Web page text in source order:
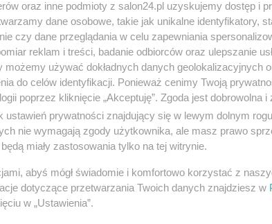
do pojęć już istniejących, albo dopiero
dostępnymi tylko "oczom" duszy - a nie
Jan Prusiński Panie Zygmuncie, na
Jednym słowem przekaz obrazowy i
stan naszej kultury, przez prof.
oraz inne podmioty z salon24.pl uzyskujemy dostęp i
dane osobowe, takie jak unikalne identyfikatory,
czy dane przeglądania w celu zapewniania
reklam i treści, badanie odbiorców oraz ulepszanie
używać dokładnych danych geolokalizacyjnych
do celów identyfikacji. Ponieważ cenimy Twoją
poprzez kliknięcie „Akceptuję”. Zgoda jest dobrowolna
prywatności znajdujący się w lewym dolnym
nie wymagają zgody użytkownika, ale masz prawo
miały zastosowania tylko na tej witrynie.
abyś mógł świadomie i komfortowo korzystać z
dotyczące przetwarzania Twoich danych znajdziesz w
w „Ustawienia”.